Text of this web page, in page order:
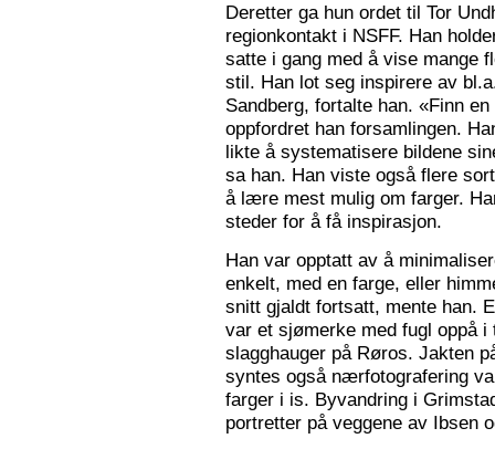
Deretter ga hun ordet til Tor
regionkontakt i NSFF. Han
satte i gang med å vise mange
stil. Han lot seg inspirere av
Sandberg, fortalte han. «Finn
oppfordret han forsamlingen.
likte å systematisere bildene
sa han. Han viste også flere
å lære mest mulig om farger.
steder for å få inspirasjon.
Han var opptatt av å
enkelt, med en farge, eller
snitt gjaldt fortsatt, mente han.
var et sjømerke med fugl oppå
slagghauger på Røros. Jakten
syntes også nærfotografering
farger i is. Byvandring i
portretter på veggene av Ibsen